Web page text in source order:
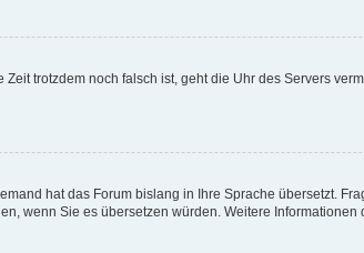
trotzdem noch falsch ist, geht die Uhr des Servers
hat das Forum bislang in Ihre Sprache übersetzt.
wenn Sie es übersetzen würden. Weitere Informationen